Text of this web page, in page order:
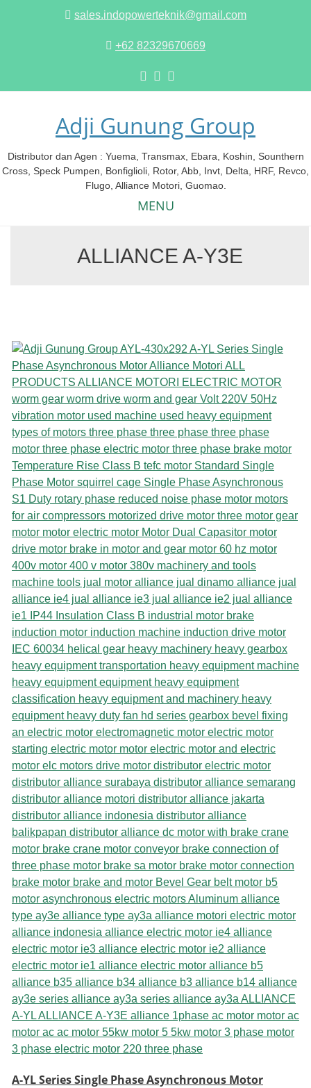
sales.indopowerteknik@gmail.com
+62 82329670669
Adji Gunung Group
Distributor dan Agen : Yuema, Transmax, Ebara, Koshin, Sounthern
Cross, Speck Pumpen, Bonfiglioli, Rotor, Abb, Invt, Delta, HRF, Revco,
Flugo, Alliance Motori, Guomao.
MENU
ALLIANCE A-Y3E
A-YL Series Single Phase Asynchronous Motor